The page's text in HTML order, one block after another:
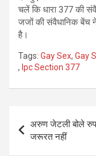
चलें कि धारा 377 की
जजों की संवैधानिक बेंच
है।
Tags: Gay Sex, Gay
, Ipc Section 377
navigation
अरुण जेटली बोले
जरूरत नहीं